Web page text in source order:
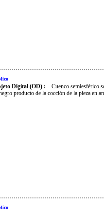
Digital (OD) :
Cuenco semiesférico
producto de la cocción de la pieza en